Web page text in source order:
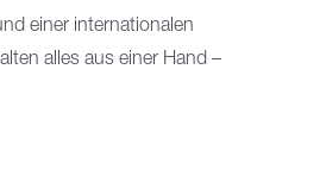
einer internationalen
alles aus einer Hand –